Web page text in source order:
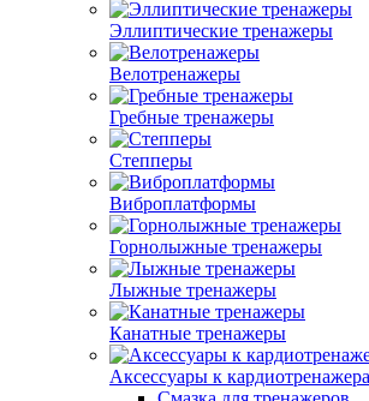
Эллиптические тренажеры
Велотренажеры
Гребные тренажеры
Степперы
Виброплатформы
Горнолыжные тренажеры
Лыжные тренажеры
Канатные тренажеры
Аксессуары к